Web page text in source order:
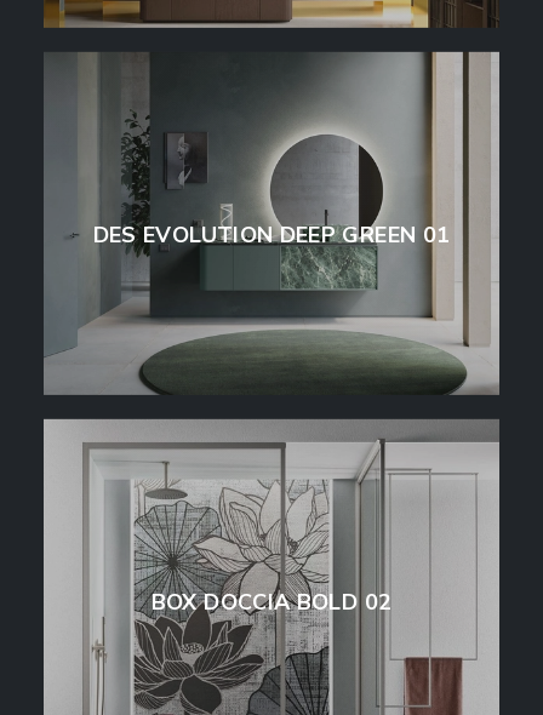
DES EVOLUTION DEEP GREEN 01
BOX DOCCIA BOLD 02